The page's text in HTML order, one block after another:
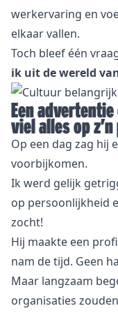
werkervaring en
elkaar vallen.
Toch bleef één
ik uit de wereld
Een
viel alles op
Op een dag zag hij
voorbijkomen.
Ik werd gelijk
op persoonlijkheid
zocht!
Hij maakte een
nam de tijd. Geen
Maar langzaam
organisaties